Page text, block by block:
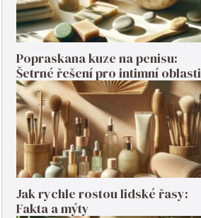
Popraskana kuze na penisu:
Šetrné řešení pro intimní oblasti
Jak rychle rostou lidské řasy:
Fakta a mýty